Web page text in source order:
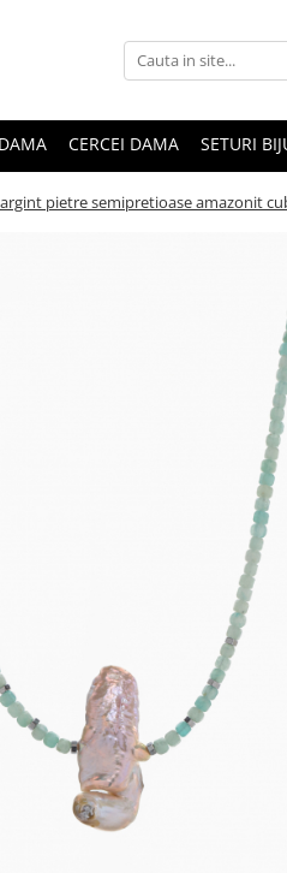
CERCEI DAMA SETURI
pietre semipretioase amazonit